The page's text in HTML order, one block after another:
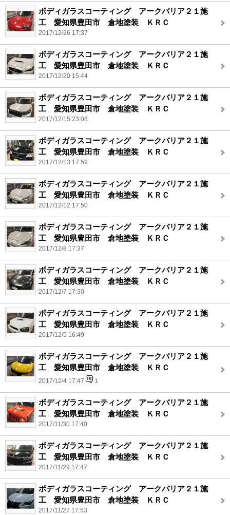
ボディガラスコーティング アークバリア２１施
工 愛知県豊田市 倉地塗装 ＫＲＣ
2017/12/26 17:37
ボディガラスコーティング アークバリア２１施
工 愛知県豊田市 倉地塗装 ＫＲＣ
2017/12/20 15:44
ボディガラスコーティング アークバリア２１施
工 愛知県豊田市 倉地塗装 ＫＲＣ
2017/12/15 23:08
ボディガラスコーティング アークバリア２１施
工 愛知県豊田市 倉地塗装 ＫＲＣ
2017/12/13 17:59
ボディガラスコーティング アークバリア２１施
工 愛知県豊田市 倉地塗装 ＫＲＣ
2017/12/12 17:50
ボディガラスコーティング アークバリア２１施
工 愛知県豊田市 倉地塗装 ＫＲＣ
2017/12/8 17:37
ボディガラスコーティング アークバリア２１施
工 愛知県豊田市 倉地塗装 ＫＲＣ
2017/12/7 17:30
ボディガラスコーティング アークバリア２１施
工 愛知県豊田市 倉地塗装 ＫＲＣ
2017/12/5 16:49
ボディガラスコーティング アークバリア２１施
工 愛知県豊田市 倉地塗装 ＫＲＣ
2017/12/4 17:47 1
ボディガラスコーティング アークバリア２１施
工 愛知県豊田市 倉地塗装 ＫＲＣ
2017/11/30 17:40
ボディガラスコーティング アークバリア２１施
工 愛知県豊田市 倉地塗装 ＫＲＣ
2017/11/29 17:47
ボディガラスコーティング アークバリア２１施
工 愛知県豊田市 倉地塗装 ＫＲＣ
2017/11/27 17:53